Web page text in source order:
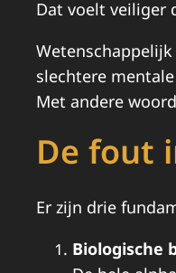
Dat voelt veiliger
slechtere
Met andere
De fout
Er zijn drie
Biologische